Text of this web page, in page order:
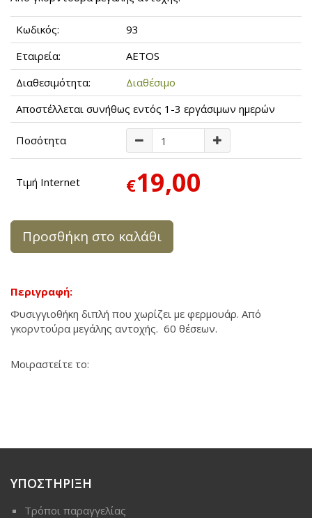
Κωδικός:
93
Εταιρεία:
AETOS
Διαθεσιμότητα:
Διαθέσιμο
Αποστέλλεται συνήθως εντός 1-3 εργάσιμων ημερών
Ποσότητα
Τιμή Internet €19,00
Προσθήκη στο καλάθι
Περιγραφή:
Φυσιγγιοθήκη διπλή που χωρίζει με φερμουάρ. Από
γκορντούρα μεγάλης αντοχής. 60 θέσεων.
Μοιραστείτε το:
ΥΠΟΣΤΗΡΙΞΗ
Τρόποι παραγγελίας